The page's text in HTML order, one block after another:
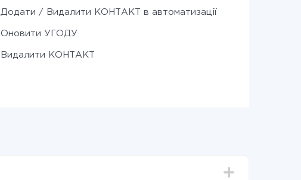
Додати / Видалити КОНТАКТ в автоматизації
Оновити УГОДУ
Видалити КОНТАКТ